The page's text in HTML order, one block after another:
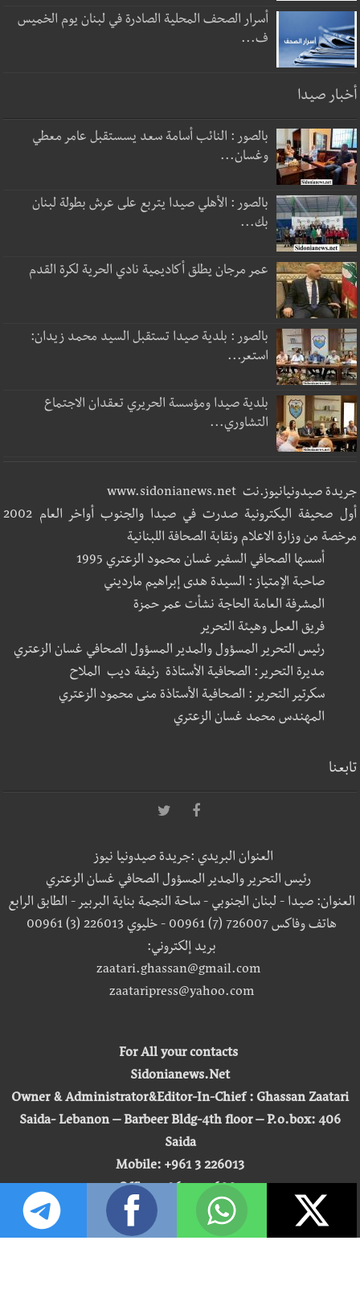
أسرار الصحف المحلية الصادرة في لبنان يوم الخميس
ف...
أخبار صيدا
بالصور : النائب أسامة سعد يسستقبل عامر معطي
وغسان...
بالصور : الأهلي صيدا يتربع على عرش بطولة لبنان
بك...
عمر مرجان يطلق أكاديمية نادي الحرية لكرة القدم
بالصور : بلدية صيدا تستقبل السيد محمد زيدان:
استعر...
بلدية صيدا ومؤسسة الحريري تعقدان الاجتماع
التشاوري...
جريدة صيدونيانيوز.نت www.sidonianews.net
أول صحيفة اليكترونية صدرت في صيدا والجنوب أواخر العام 2002
مرخصة من وزارة الاعلام ونقابة الصحافة اللبنانية
أسسها الصحافي السفير غسان محمود الزعتري 1995
صاحبة الإمتياز : السيدة هدى إبراهيم مارديني
المشرفة العامة الحاجة نشأت عمر حمزة
فريق العمل وهيئة التحرير
رئيس التحرير المسؤول والمدير المسؤول الصحافي غسان الزعتري
مديرة التحرير: الصحافية الأستاذة رئيفة ديب الملاح
سكرتير التحرير : الصحافية الأستاذة منى محمود الزعتري
المهندس محمد غسان الزعتري
تابعنا
العنوان البريدي :جريدة صيدونيا نيوز
رئيس التحرير والمدير المسؤول الصحافي غسان الزعتري
العنوان: صيدا - لبنان الجنوبي - ساحة النجمة بناية البربير - الطابق الرابع
هاتف وفاكس 726007 (7) 00961 - خليوي 226013 (3) 00961
بريد إلكتروني:
zaatari.ghassan@gmail.com
zaataripress@yahoo.com
For All your contacts
Sidonianews.Net
Owner & Administrator&Editor-In-Chief : Ghassan Zaatari
Saida- Lebanon – Barbeer Bldg-4th floor – P.o.box: 406
Saida
Mobile: +961 3 226013
Office: +961 7 726007
Email:
zaatari.ghassan@gmail.com